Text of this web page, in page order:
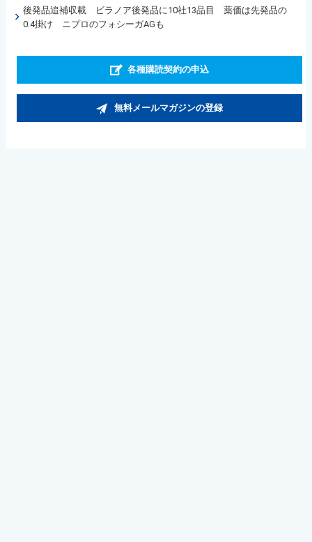
後発品追補収載 ビラノア後発品に10社13品目 薬価は先発品の
0.4掛け ニプロのフォシーガAGも
各種購読契約の申込
無料メールマガジンの登録